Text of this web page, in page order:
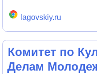
lagovskiy.ru
Комитет по
Делам